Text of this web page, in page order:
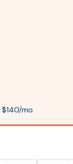
$140/mo